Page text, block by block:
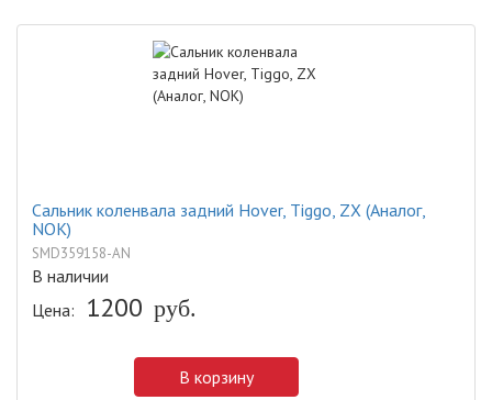
Сальник коленвала задний Hover, Tiggo, ZX (Аналог,
NOK)
SMD359158-AN
В наличии
Цена:
1200 руб.
В корзину